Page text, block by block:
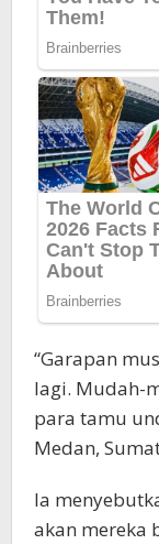
“Garapan
lagi. Mudah-
para tamu
Medan,
Ia
akan mereka